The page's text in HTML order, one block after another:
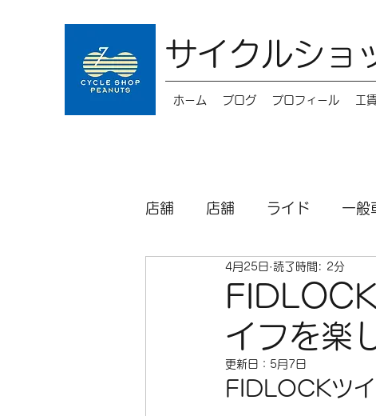
サイクルシ
ホーム ブログ プロフィール 工賃
店舗 店舗 ライド 一般
キッズバイク メンテナンス
シクロクロス
オーダーフレーム 在庫
イフを楽
4月25日 読了時間: 2分
更新日： 5月7日
FIDLOCKツ